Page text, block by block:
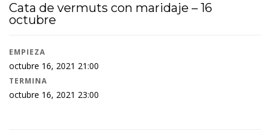
Cata de vermuts con maridaje – 16
octubre
EMPIEZA
octubre 16, 2021 21:00
TERMINA
octubre 16, 2021 23:00